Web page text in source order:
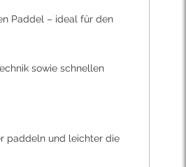
Paddel – ideal für den
sowie schnellen
paddeln und leichter die